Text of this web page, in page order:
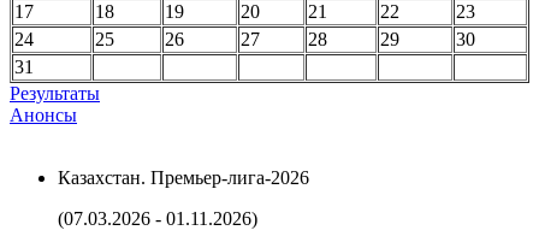
17
18 19 20 21 22
23
24
25 26 27 28 29
30
31
Результаты
Анонсы
Казахстан. Премьер-лига-2026
(07.03.2026 - 01.11.2026)